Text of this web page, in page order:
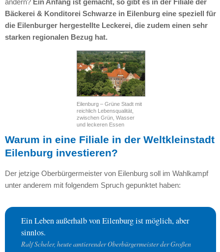
ändern? Ein Anfang ist gemacht, so gibt es in der Filiale der
Bäckerei & Konditorei Schwarze in Eilenburg eine speziell für
die Eilenburger hergestellte Leckerei, die zudem einen sehr
starken regionalen Bezug hat.
Eilenburg – Grüne Stadt mit
reichlich Lebensqualität,
zwischen Grün, Wasser
und leckeren Essen
Warum in eine Filiale in der Weltkleinstadt
Eilenburg investieren?
Der jetzige Oberbürgermeister von Eilenburg soll im Wahlkampf
unter anderem mit folgendem Spruch gepunktet haben:
Ein Leben außerhalb von Eilenburg ist möglich, aber
sinnlos.
Ralf Scheler, heute amtierender Oberbürgermeister der Großen